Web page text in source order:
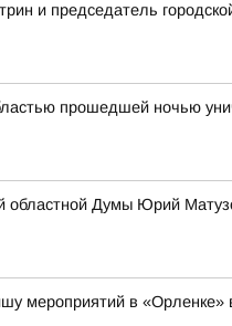
и председатель
прошедшей ночью
областной Думы Юрий
мероприятий в «Орленке»